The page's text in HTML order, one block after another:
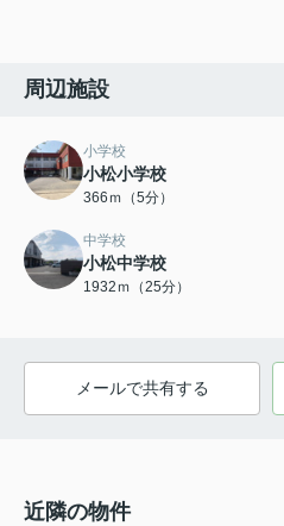
周辺施設
小学校
小松小学校
366ｍ（5分）
中学校
小松中学校
1932ｍ（25分）
メールで共有する
近隣の物件